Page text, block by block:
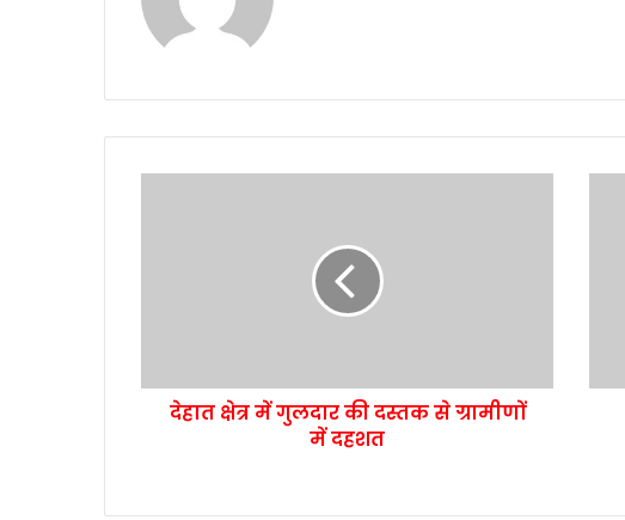
देहात क्षेत्र में गुलदार की दस्तक से ग्रामीणों
में दहशत